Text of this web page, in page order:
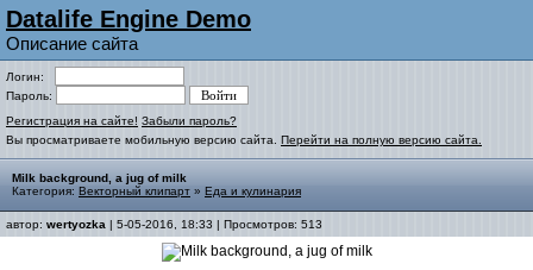
Datalife Engine Demo
Описание сайта
Логин:
Пароль:
Регистрация на сайте! Забыли пароль?
Вы просматриваете мобильную версию сайта. Перейти на полную версию сайта.
Milk background, a jug of milk
Категория: Векторный клипарт » Еда и кулинария
автор: wertyozka | 5-05-2016, 18:33 | Просмотров: 513